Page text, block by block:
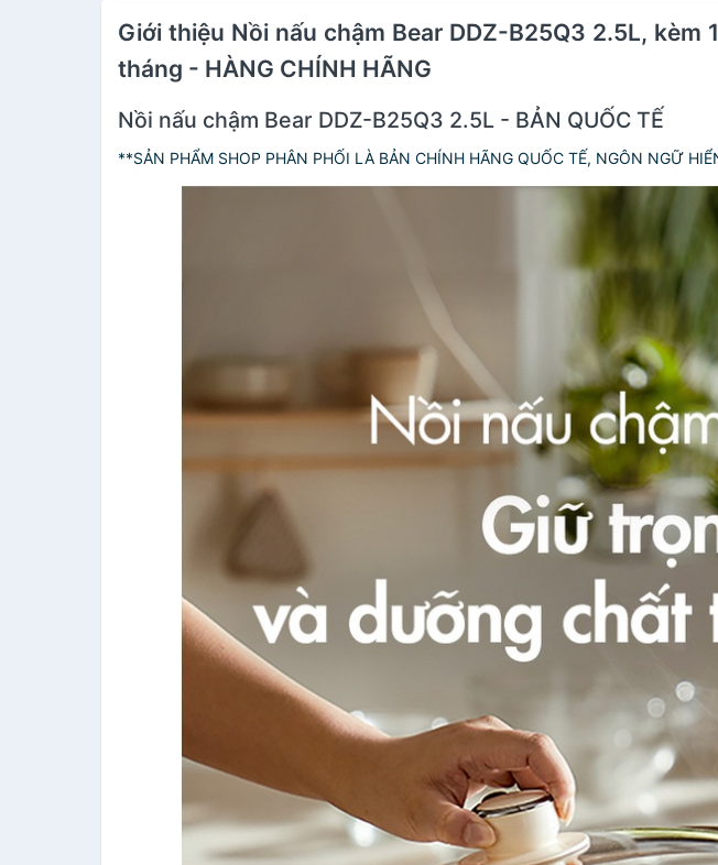
Giới thiệu Nồi nấu chậm Bear DDZ-B25Q3 2.5L,
tháng - HÀNG CHÍNH HÃNG
Nồi nấu chậm Bear DDZ-B25Q3 2.5L - BẢN QUỐC TẾ
**SẢN PHẨM SHOP PHÂN PHỐI LÀ BẢN CHÍNH HÃNG QUỐC TẾ, NGÔN NGỮ